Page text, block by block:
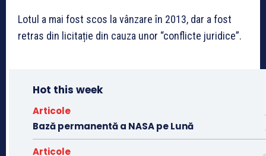
Lotul a mai fost scos la vânzare în 2013, dar a fost
retras din licitație din cauza unor “conflicte juridice”.
Hot this week
Articole
Bază permanentă a NASA pe Lună
Articole